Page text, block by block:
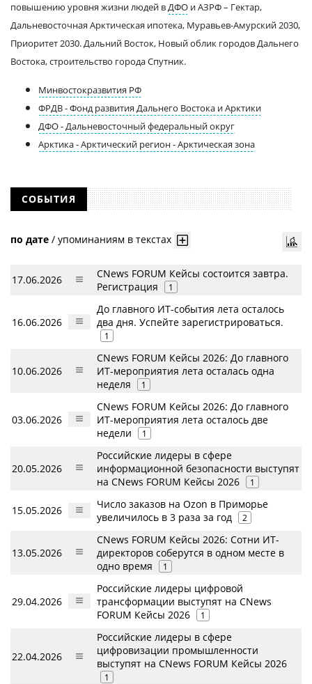
повышению уровня жизни людей вДФО и АЗРФ – Гектар,
Дальневосточная Арктическая ипотека, Муравьев-Амурский 2030,
Приоритет 2030. Дальний Восток, Новый облик городов Дальнего
Востока, строительство города Спутник.
Минвостокразвития РФ
ФРДВ - Фонд развития Дальнего Востока и Арктики
ДФО - Дальневосточный федеральный округ
Арктика - Арктический регион - Арктическая зона
СОБЫТИЯ
по дате / упоминаниям в текстах
17.06.2026
CNews FORUM Кейсы состоится завтра.
Регистрация
1
16.06.2026
До главного ИТ-события лета осталось
два дня. Успейте зарегистрироваться.
1
10.06.2026
CNews FORUM Кейсы 2026: До главного
ИТ-мероприятия лета осталась одна
неделя
1
03.06.2026
CNews FORUM Кейсы 2026: До главного
ИТ-мероприятия лета осталось две
недели
1
20.05.2026
Российские лидеры в сфере
информационной безопасности выступят
на CNews FORUM Кейсы 2026
1
15.05.2026
Число заказов на Ozon в Приморье
увеличилось в 3 раза за год
2
13.05.2026
CNews FORUM Кейсы 2026: Сотни ИТ-
директоров соберутся в одном месте в
одно время
1
29.04.2026
Российские лидеры цифровой
трансформации выступят на CNews
FORUM Кейсы 2026
1
22.04.2026
Российские лидеры в сфере
цифровизации промышленности
выступят на CNews FORUM Кейсы 2026
1